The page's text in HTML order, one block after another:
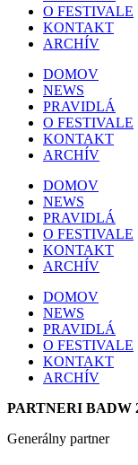
O FESTIVALE
KONTAKT
ARCHÍV
DOMOV
NEWS
PRAVIDLÁ
O FESTIVALE
KONTAKT
ARCHÍV
DOMOV
NEWS
PRAVIDLÁ
O FESTIVALE
KONTAKT
ARCHÍV
DOMOV
NEWS
PRAVIDLÁ
O FESTIVALE
KONTAKT
ARCHÍV
PARTNERI BADW
Generálny partner